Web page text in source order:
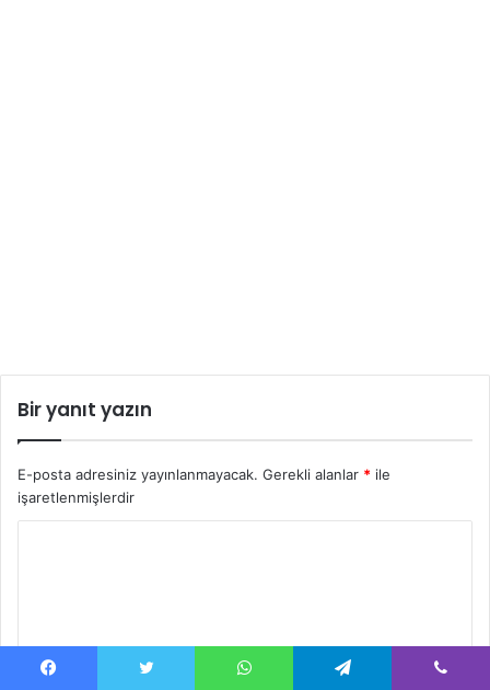
Bir yanıt yazın
E-posta adresiniz yayınlanmayacak. Gerekli alanlar * ile
işaretlenmişlerdir